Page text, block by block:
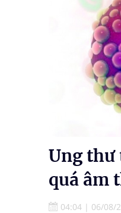
Nâng cao
Bộ Y tế yêu
BSR tăng
Bệnh viện
Ung thư
Ung
quá âm
04:04 | 06/08/